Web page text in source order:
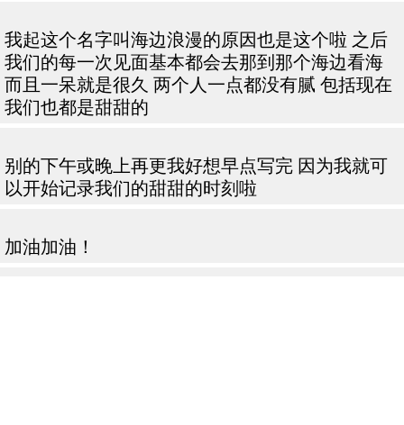
我起这个名字叫海边浪漫的原因也是这个啦 之后
我们的每一次见面基本都会去那到那个海边看海
而且一呆就是很久 两个人一点都没有腻 包括现在
我们也都是甜甜的
别的下午或晚上再更我好想早点写完 因为我就可
以开始记录我们的甜甜的时刻啦
加油加油！